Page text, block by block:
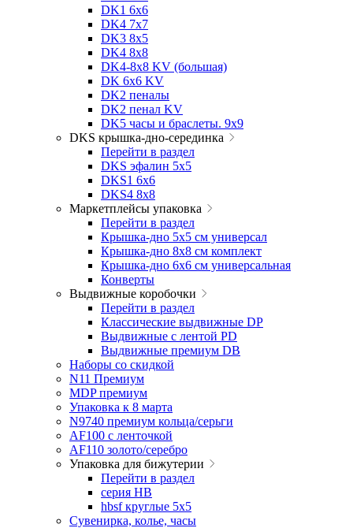
DK1 6x6
DK4 7х7
DK3 8x5
DK4 8x8
DK4-8x8 KV (большая)
DK 6х6 KV
DK2 пеналы
DK2 пенал KV
DK5 часы и браслеты. 9x9
DKS крышка-дно-серединка
Перейти в раздел
DKS эфалин 5x5
DKS1 6x6
DKS4 8x8
Маркетплейсы упаковка
Перейти в раздел
Крышка-дно 5x5 см универсал
Крышка-дно 8x8 см комплект
Крышка-дно 6x6 см универсальная
Конверты
Выдвижные коробочки
Перейти в раздел
Классические выдвижные DP
Выдвижные с лентой PD
Выдвижные премиум DB
Наборы со скидкой
N11 Премиум
MDP премиум
Упаковка к 8 марта
N9740 премиум кольца/серьги
AF100 с ленточкой
AF110 золото/серебро
Упаковка для бижутерии
Перейти в раздел
серия HB
hbsf круглые 5x5
Сувенирка, колье, часы